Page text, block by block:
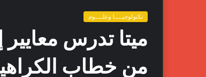
تكنولوجيــــا وعلــــوم
ميتا تدرس
من خطاب